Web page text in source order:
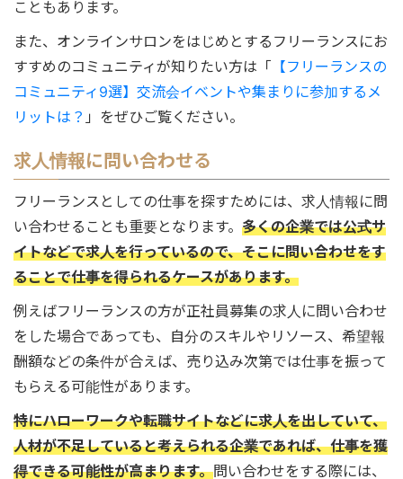
こともあります。
また、オンラインサロンをはじめとするフリーランスにお
すすめのコミュニティが知りたい方は「 【フリーランスの
コミュニティ9選】交流会イベントや集まりに参加するメ
リットは？ 」をぜひご覧ください。
求人情報に問い合わせる
フリーランスとしての仕事を探すためには、求人情報に問
い合わせることも重要となります。 多くの企業では公式サ
イトなどで求人を行っているので、そこに問い合わせをす
ることで仕事を得られるケースがあります。
例えばフリーランスの方が正社員募集の求人に問い合わせ
をした場合であっても、自分のスキルやリソース、希望報
酬額などの条件が合えば、売り込み次第では仕事を振って
もらえる可能性があります。
特にハローワークや転職サイトなどに求人を出していて、
人材が不足していると考えられる企業であれば、仕事を獲
得できる可能性が高まります。問い合わせをする際には、